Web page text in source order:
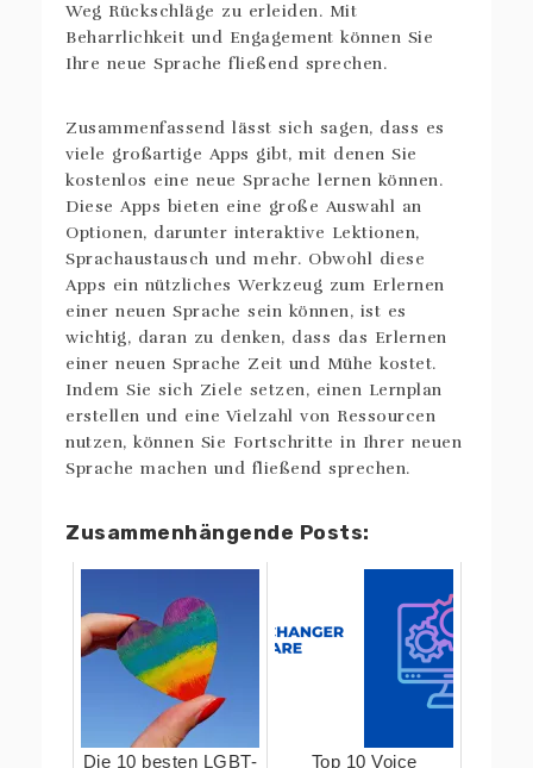
Weg Rückschläge zu erleiden. Mit
Beharrlichkeit und Engagement können Sie
Ihre neue Sprache fließend sprechen.
Zusammenfassend lässt sich sagen, dass es
viele großartige Apps gibt, mit denen Sie
kostenlos eine neue Sprache lernen können.
Diese Apps bieten eine große Auswahl an
Optionen, darunter interaktive Lektionen,
Sprachaustausch und mehr. Obwohl diese
Apps ein nützliches Werkzeug zum Erlernen
einer neuen Sprache sein können, ist es
wichtig, daran zu denken, dass das Erlernen
einer neuen Sprache Zeit und Mühe kostet.
Indem Sie sich Ziele setzen, einen Lernplan
erstellen und eine Vielzahl von Ressourcen
nutzen, können Sie Fortschritte in Ihrer neuen
Sprache machen und fließend sprechen.
Zusammenhängende Posts:
Die 10 besten LGBT-
Top 10 Voice